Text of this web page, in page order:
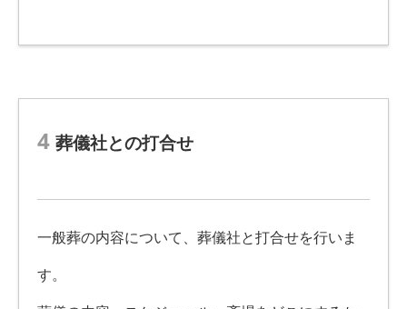
4 葬儀社との打合せ
一般葬の内容について、葬儀社と打合せを行いま
す。